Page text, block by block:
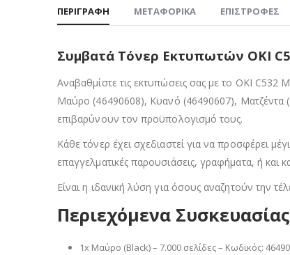
ΠΕΡΙΓΡΑΦΉ ΜΕΤΑΦΟΡΙΚΆ ΕΠΙΣΤΡΟΦΈΣ
Συμβατά Τόνερ Εκτυπωτών OKI
Αναβαθμίστε τις εκτυπώσεις σας με το OKI
Μαύρο (46490608), Κυανό (46490607), Ματζέντα
επιβαρύνουν τον προϋπολογισμό τους.
Κάθε τόνερ έχει σχεδιαστεί για να προσφέρει
επαγγελματικές παρουσιάσεις, γραφήματα, ή και
Είναι η ιδανική λύση για όσους αναζητούν την
Περιεχόμενα
1x Μαύρο (Black) – 7.000 σελίδες – Κωδικός: